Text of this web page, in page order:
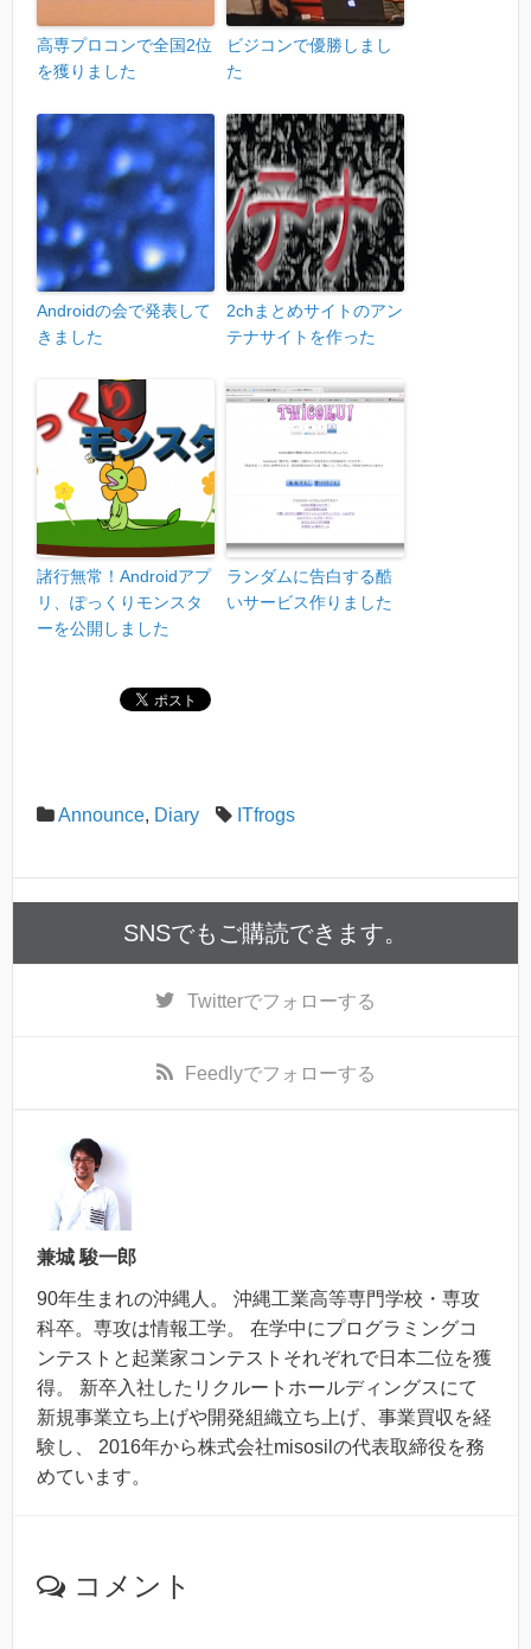
高専プロコンで全国2位
を獲りました
ビジコンで優勝しまし
た
Androidの会で発表して
きました
2chまとめサイトのアン
テナサイトを作った
諸行無常！Androidアプ
リ、ぽっくりモンスタ
ーを公開しました
ランダムに告白する酷
いサービス作りました
Announce, Diary ITfrogs
SNSでもご購読できます。
Twitterでフォローする
Feedlyでフォローする
兼城 駿一郎
90年生まれの沖縄人。 沖縄工業高等専門学校・専攻
科卒。専攻は情報工学。 在学中にプログラミングコ
ンテストと起業家コンテストそれぞれで日本二位を獲
得。 新卒入社したリクルートホールディングスにて
新規事業立ち上げや開発組織立ち上げ、事業買収を経
験し、 2016年から株式会社misosilの代表取締役を務
めています。
コメント